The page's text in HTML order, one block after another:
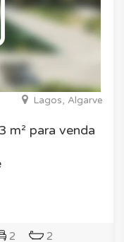
Lagos, Algarve
m² para venda
2 2